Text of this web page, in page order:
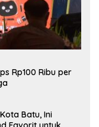
Rp100 Ribu per
Batu, Ini